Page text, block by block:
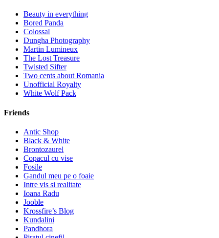
Beauty in everything
Bored Panda
Colossal
Dungha Photography
Martin Lumineux
The Lost Treasure
Twisted Sifter
Two cents about Romania
Unofficial Royalty
White Wolf Pack
Friends
Antic Shop
Black & White
Brontozaurel
Copacul cu vise
Fosile
Gandul meu pe o foaie
Intre vis si realitate
Ioana Radu
Jooble
Krossfire’s Blog
Kundalini
Pandhora